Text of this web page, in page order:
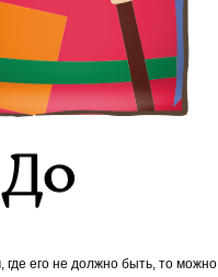
где его не должно быть, то можно